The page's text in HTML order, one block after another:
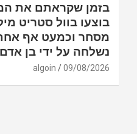
בזמן שקראתם את
בוצעו בוול סטריט
מסחר וכמעט אף
נשלחה על ידי בן אדם
09/08/2026
algoin